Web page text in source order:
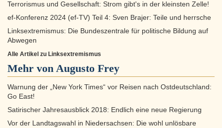
Terrorismus und Gesellschaft: Strom gibt's in der kleinsten Zelle!
ef-Konferenz 2024 (ef-TV) Teil 4: Sven Brajer: Teile und herrsche
Linksextremismus: Die Bundeszentrale für politische Bildung auf
Abwegen
Alle Artikel zu Linksextremismus
Mehr von Augusto Frey
Warnung der „New York Times“ vor Reisen nach Ostdeutschland:
Go East!
Satirischer Jahresausblick 2018: Endlich eine neue Regierung
Vor der Landtagswahl in Niedersachsen: Die wohl unlösbare